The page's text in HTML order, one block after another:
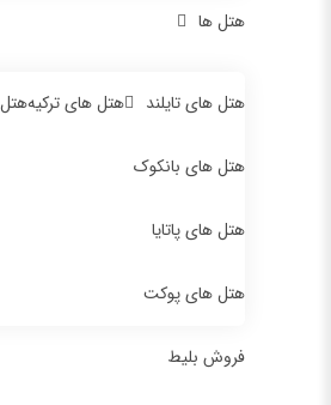
هتل ها
هتل های تایلند
هتل های بانکوک
هتل های پاتایا
هتل های پوکت
هتل های ترکیه
فروش بلیط